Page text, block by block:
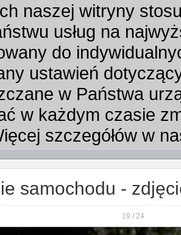
naszej witryny
usług na
do
ustawień
w Państwa
w każdym czasie
szczegółów w
samochodu -
19 / 24